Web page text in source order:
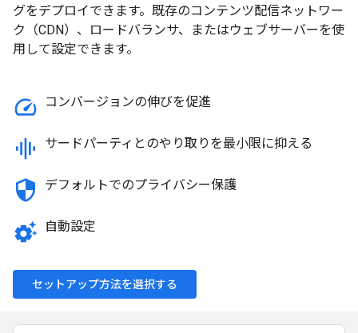
グをデプロイできます。既存のコンテンツ配信ネットワー
ク（CDN）、ロードバランサ、またはウェブサーバーを使
用して設定できます。
speed コンバージョンの伸びを促進
graphic_eq サードパーティとのやり取りを最小限に抑える
security デフォルトでのプライバシー保護
settings_suggestion
自動設定
セットアップ方法を選択する